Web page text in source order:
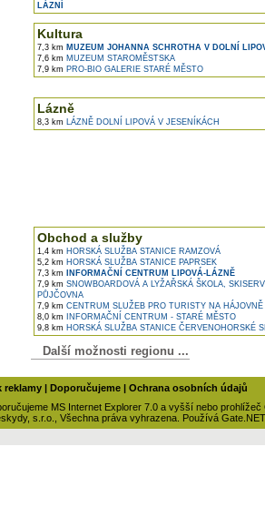
LÁZNÍ
Kultura
7,3 km MUZEUM JOHANNA SCHROTHA V DOLNÍ
7,6 km MUZEUM STAROMĚSTSKA
7,9 km PRO-BIO GALERIE STARÉ MĚSTO
Lázně
8,3 km LÁZNĚ DOLNÍ LIPOVÁ V JESENÍKÁCH
Obchod a služby
1,4 km HORSKÁ SLUŽBA STANICE RAMZOVÁ
5,2 km HORSKÁ SLUŽBA STANICE PAPRSEK
7,3 km
INFORMAČNÍ CENTRUM LIPOVÁ-LÁZNĚ
7,9 km SNOWBOARDOVÁ A LYŽAŘSKÁ ŠKOLA,
PŮJČOVNA
7,9 km CENTRUM SLUŽEB PRO TURISTY NA HÁJOVNĚ
8,0 km INFORMAČNÍ CENTRUM - STARÉ MĚSTO
9,8 km HORSKÁ SLUŽBA STANICE ČERVENOHORSKÉ
Další možnosti regionu ...
reklamy | Doporučujeme | Ochrana osobních údajů
MS Internet Explorer 7.0 a vyšší nebo prohlížeč
s.r.o., Všechna práva vyhrazena. Používá